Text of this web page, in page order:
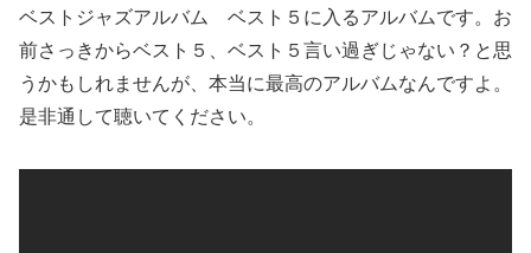
ベストジャズアルバム ベスト５に入るアルバムです。お
前さっきからベスト５、ベスト５言い過ぎじゃない？と思
うかもしれませんが、本当に最高のアルバムなんですよ。
是非通して聴いてください。